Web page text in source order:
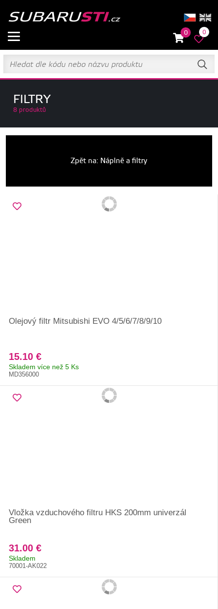
0 0
FILTRY
8 produktů
Zpět na: Náplně a filtry
Olejový filtr Mitsubishi EVO 4/5/6/7/8/9/10
15.10 €
Skladem více než 5 Ks
MD356000
Vložka vzduchového filtru HKS 200mm univerzál
Green
31.00 €
Skladem
70001-AK022